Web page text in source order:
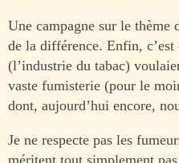
Une campagne sur le thème
de la différence. Enfin,
(l’industrie du tabac)
vaste fumisterie (pour le
dont, aujourd’hui encore,
Je ne respecte pas les